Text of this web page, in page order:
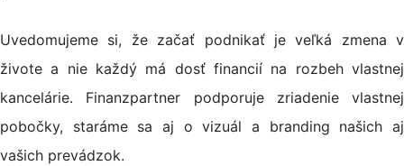
Uvedomujeme si, že začať podnikať je veľká zmena v
živote a nie každý má dosť financií na rozbeh vlastnej
kancelárie. Finanzpartner podporuje zriadenie vlastnej
pobočky, staráme sa aj o vizuál a branding našich aj
vašich prevádzok.